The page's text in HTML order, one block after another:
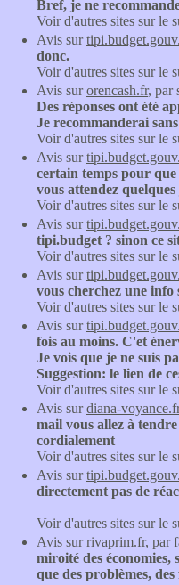
Bref, je ne
Voir d'autres sites sur le
Avis sur
donc.
Voir d'autres sites sur le
Avis surorencash.fr, par
Des réponses ont été
Je recommanderai
Voir d'autres sites sur le
Avis sur
certain temps pour que
vous attendez
Voir d'autres sites sur le
Avis sur
tipi.budget ? sinon ce
Voir d'autres sites sur le
Avis sur
vous cherchez une
Voir d'autres sites sur le
Avis sur
fois au moins. C'et
Je vois que je ne suis
Suggestion: le lien de
Voir d'autres sites sur le
Avis surdiana-voyance.fr
mail vous allez à
cordialement
Voir d'autres sites sur le
Avis sur
directement pas de
Voir d'autres sites sur le
Avis surrivaprim.fr, par
miroité des économies,
que des problèmes,